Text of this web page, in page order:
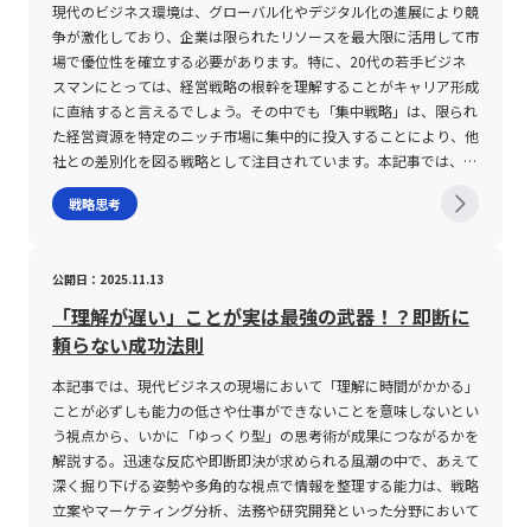
員一人ひとりの意識改革や新たな働き方の浸透が必要不可欠です。
これにより、企業は変化の激しい市場環境に柔軟に対応できる体制
を整え、持続的な成長を達成するための基盤を作り上げることが可
能となるのです。 さらに、デジタル技術の急速な進展に伴い、企
業は新たなセキュリティリスクやプライバシー問題にも直面してい
ます。これに伴い、技術的な導入・運用と並行して、ガバナンス体
制の強化や、法令遵守に関する取り組みが求められるようになって
います。特に、個人情報の漏洩やサイバー攻撃への対策は、企業の
信用を左右する重大な課題であり、専門家によるリスク分析と対策
化に即応するための戦略的な取り組みであると言えます。若手ビジ
ネスマンにとって、この分野に精通することは、将来的なキャリア
の発展に大きな影響を及ぼすでしょう。 デジタルトランスフォー
メーションの注意点 デジタルトランスフォーメーションを推進す
る上での注意点は多岐にわたります。第一に、技術の急速な進展に
対する企業内の意識とリソースの乖離が挙げられます。 一方で、
多くの企業は、単に最新ツールやシステムを導入するだけでは真の
変革は実現しないことを認識し始めています。組織全体での意識改
革、すなわちトップマネジメントから現場まで一体となって取り組
む体制が求められており、技術導入に伴う投資対効果や実施計画の
ーは「プロブレム」と呼ばれる、目の前に現れる個別の課題と区別
される。プロブレムは短期的かつ限定的なものに留まるのに対し、
イシューは長期的な視座で物事の核心を突くものであり、ゼロベー
ス思考やロジックツリーの活用を通して検討されることが多い。こ
れにより、表面的な問題解決だけでなく、根本原因の追求と業務改
善のサイクルが維持される。 「イシュー」の注意点 イシューを効
果的に活用するためには、いくつかの注意点が存在する。まず、イ
シューの特定は容易な作業ではない。多くの組織や個人が直面する
課題は非常に多岐にわたるため、真に解決すべき本質的な問題を見
ューとプロブレムを混同しないことが求められる。前述の通り、プ
ロブレムは当面の課題や日常的な問題であるのに対し、イシューは
より一歩踏み込んだ問題設定である。誤った前提や既成概念に縛ら
れてしまうと、本来注力すべき重要な問題が見過ごされる可能性が
ある。ビジネスでは、既存の業界常識や固定観念にとらわれず、柔
軟な発想で問題を再定義する姿勢が求められる。 また、イシュー
を特定する際には、候補となる複数の課題を立て、それらを比較検
討するプロセスが重要である。そのためには、「So What?」と問
い続け、表面的な問題から一歩踏み込んだ本質的な原因やその影響
を論理的に追及する必要がある。このプロセスの中で、各種前提条
現代のビジネス環境は、グローバル化やデジタル化の進展により競
争が激化しており、企業は限られたリソースを最大限に活用して市
場で優位性を確立する必要があります。特に、20代の若手ビジネ
スマンにとっては、経営戦略の根幹を理解することがキャリア形成
に直結すると言えるでしょう。その中でも「集中戦略」は、限られ
た経営資源を特定のニッチ市場に集中的に投入することにより、他
社との差別化を図る戦略として注目されています。本記事では、
2025年の時流を踏まえつつ、集中戦略の基本概念、メリット・デ
メリット、具体的な成功事例、そしてその実践にあたっての注意点
―を特定の市場、顧客層、あるいは製品・サービスに絞り込んで投
入する経営手法です。マイケル・ポーター氏によって提唱されたこ
の戦略は、主に大企業と資本力で争うことが難しい中小企業が、ニ
ッチな市場で独自の優位性を獲得するために採用されています。市
場全体を狙うのではなく、特定の分野に焦点を合わせることで、競
争が激化しにくいブルーオーシャンを狙うとともに、企業が持つ固
有の強み―技術力やサービス品質、独自のブランディング―を最大
限に発揮することが可能となります。 具体的には、集中戦略は大
きく「コスト集中戦略」と「差別化集中戦略」の二通りに分類され
ます。コスト集中戦略は、特定の市場セグメントに対して低コスト
戦略思考
公開日：2025.11.13
「理解が遅い」ことが実は最強の武器！？即断に
頼らない成功法則
本記事では、現代ビジネスの現場において「理解に時間がかかる」
ことが必ずしも能力の低さや仕事ができないことを意味しないとい
う視点から、いかに「ゆっくり型」の思考術が成果につながるかを
解説する。迅速な反応や即断即決が求められる風潮の中で、あえて
深く掘り下げる姿勢や多角的な視点で情報を整理する能力は、戦略
立案やマーケティング分析、法務や研究開発といった分野において